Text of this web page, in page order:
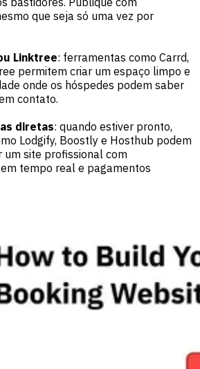
que seja só uma vez por
Linktree: ferramentas como Carrd,
permitem criar um espaço limpo e
onde os hóspedes podem saber
contato.
diretas: quando estiver pronto,
Lodgify, Boostly e Hosthub podem
um site profissional com
tempo real e pagamentos